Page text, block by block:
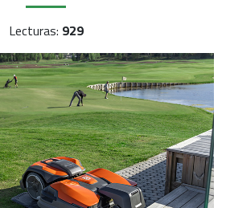
Lecturas: 929